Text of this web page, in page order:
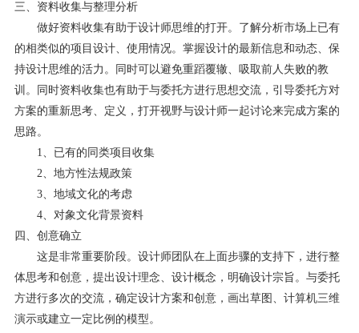
三、资料收集与整理分析
做好资料收集有助于设计师思维的打开。了解分析市场上已有
的相类似的项目设计、使用情况。掌握设计的最新信息和动态、保
持设计思维的活力。同时可以避免重蹈覆辙、吸取前人失败的教
训。同时资料收集也有助于与委托方进行思想交流，引导委托方对
方案的重新思考、定义，打开视野与设计师一起讨论来完成方案的
思路。
1、已有的同类项目收集
2、地方性法规政策
3、地域文化的考虑
4、对象文化背景资料
四、创意确立
这是非常重要阶段。设计师团队在上面步骤的支持下，进行整
体思考和创意，提出设计理念、设计概念，明确设计宗旨。与委托
方进行多次的交流，确定设计方案和创意，画出草图、计算机三维
演示或建立一定比例的模型。